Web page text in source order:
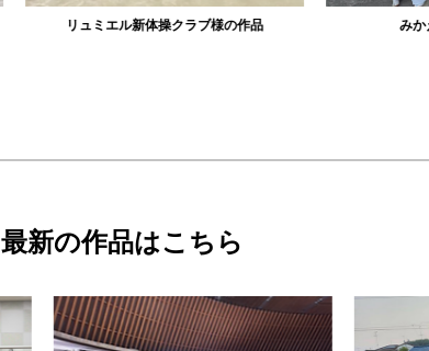
リュミエル新体操クラブ様の作品 みかえり
最新の作品はこちら